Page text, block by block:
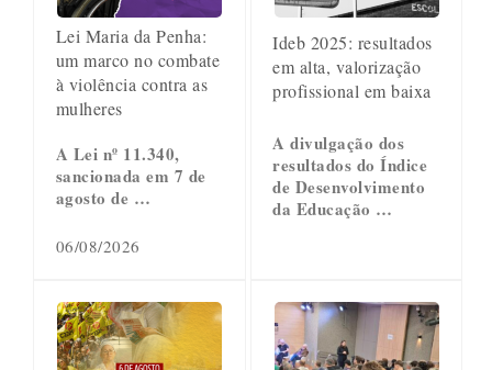
Lei Maria da Penha:
um marco no combate
à violência contra as
mulheres
A Lei nº 11.340,
sancionada em 7 de
agosto de …
06/08/2026
Ideb 2025: resultados
em alta, valorização
profissional em baixa
A divulgação dos
resultados do Índice
de Desenvolvimento
da Educação …